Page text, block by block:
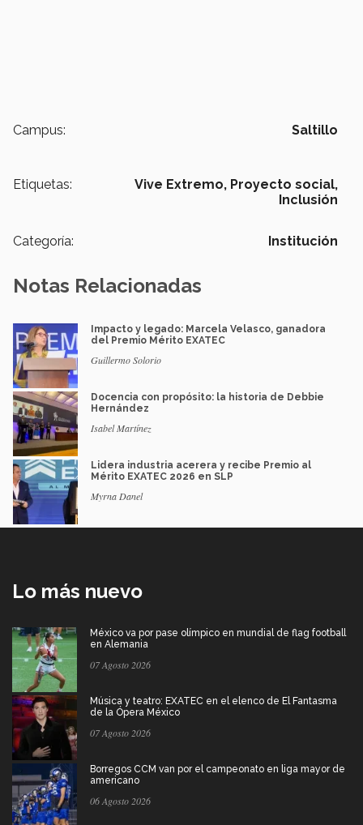
Campus: Saltillo
Etiquetas: Vive Extremo, Proyecto social,
Inclusión
Categoría: Institución
Notas Relacionadas
Impacto y legado: Marcela Velasco, ganadora
del Premio Mérito EXATEC
Guillermo Solorio
Docencia con propósito: la historia de Debbie
Hernández
Isabel Martínez
Lidera industria acerera y recibe Premio al
Mérito EXATEC 2026 en SLP
Myrna Danel
Lo más nuevo
México va por pase olímpico en mundial de flag football
en Alemania
07 Agosto 2026
Música y teatro: EXATEC en el elenco de El Fantasma
de la Ópera México
07 Agosto 2026
Borregos CCM van por el campeonato en liga mayor de
americano
06 Agosto 2026